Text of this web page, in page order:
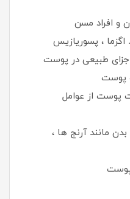
و افراد مسن
، پسوریازیس
طبیعی در پوست
پوست
پوست از عوامل
مانند آرنج ها ،